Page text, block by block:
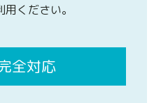
ください。
全対応